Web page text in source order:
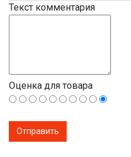
Текст комментария
Оценка для товара